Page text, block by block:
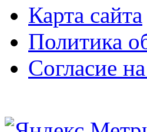
Карта сайта
Политика
Согласие